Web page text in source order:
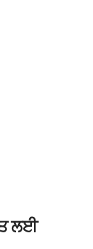
ਲਈ